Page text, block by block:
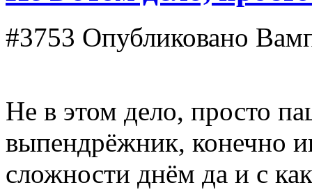
#3753 Опубликовано
Не в этом дело, просто
выпендрёжник, конечно
сложности днём да и с